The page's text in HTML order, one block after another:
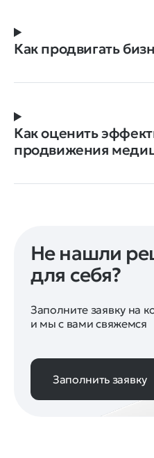
Как продвигать
Как оценить
продвижения
Не нашли
для себя?
Заполните заявку на
и мы с вами свяжемся
Заполнить заявку